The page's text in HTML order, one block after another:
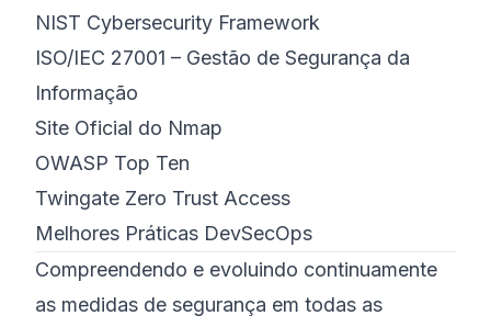
NIST Cybersecurity Framework
ISO/IEC 27001 – Gestão de Segurança da
Informação
Site Oficial do Nmap
OWASP Top Ten
Twingate Zero Trust Access
Melhores Práticas DevSecOps
Compreendendo e evoluindo continuamente
as medidas de segurança em todas as